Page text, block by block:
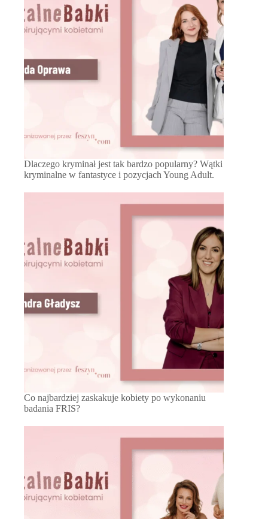
Dlaczego kryminał jest tak bardzo popularny? Wątki
kryminalne w fantastyce i pozycjach Young Adult.
Co najbardziej zaskakuje kobiety po wykonaniu
badania FRIS?